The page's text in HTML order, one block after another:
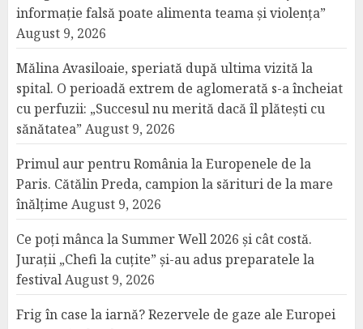
informație falsă poate alimenta teama și violența”
August 9, 2026
Mălina Avasiloaie, speriată după ultima vizită la
spital. O perioadă extrem de aglomerată s-a încheiat
cu perfuzii: „Succesul nu merită dacă îl plătești cu
sănătatea” August 9, 2026
Primul aur pentru România la Europenele de la
Paris. Cătălin Preda, campion la sărituri de la mare
înălțime August 9, 2026
Ce poți mânca la Summer Well 2026 și cât costă.
Jurații „Chefi la cuțite” și-au adus preparatele la
festivalAugust 9, 2026
Frig în case la iarnă? Rezervele de gaze ale Europei